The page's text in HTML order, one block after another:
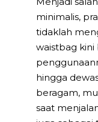
minimalis,
tidaklah
waistbag
hingga
beragam,
saat